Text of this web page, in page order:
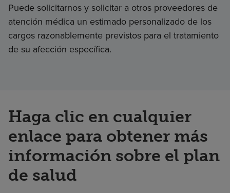
Puede solicitarnos y solicitar a otros proveedores de
atención médica un estimado personalizado de los
cargos razonablemente previstos para el tratamiento
de su afección específica.
Haga clic en cualquier
enlace para obtener más
información sobre el plan
de salud